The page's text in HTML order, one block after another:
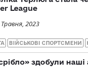
League
2023
ВІЙСЬКОВІ СПОРТСМЕНИ
здобули